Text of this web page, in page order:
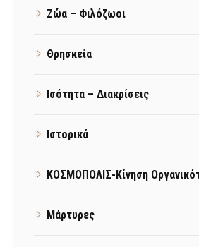
Ζώα – Φιλόζωοι
Θρησκεία
Ισότητα – Διακρίσεις
Ιστορικά
ΚΟΣΜΟΠΟΛΙΣ-Κίνηση
Μάρτυρες